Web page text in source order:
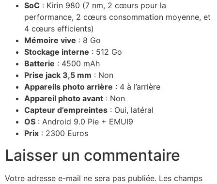
SoC : Kirin 980 (7 nm, 2 cœurs pour la
performance, 2 cœurs consommation moyenne, et
4 cœurs efficients)
Mémoire vive : 8 Go
Stockage interne : 512 Go
Batterie : 4500 mAh
Prise jack 3,5 mm : Non
Appareils photo arrière : 4 à l’arrière
Appareil photo avant : Non
Capteur d’empreintes : Oui, latéral
OS : Android 9.0 Pie + EMUI9
Prix : 2300 Euros
Laisser un commentaire
Votre adresse e-mail ne sera pas publiée. Les champs